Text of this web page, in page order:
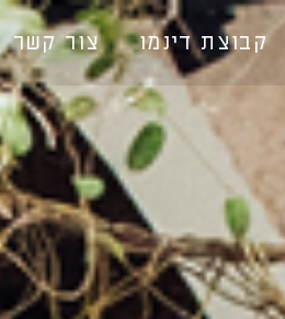
קבוצת דינמו צור קשר